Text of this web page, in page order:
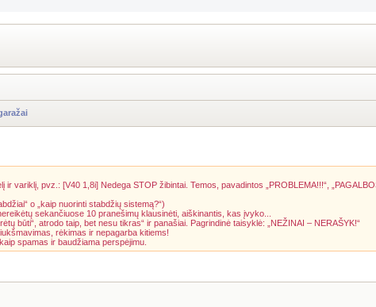
variklį, pvz.: [V40 1,8i] Nedega STOP žibintai. Temos, pavadintos „PROBLEMA!!!“,
o „kaip nuorinti stabdžių sistemą?“)
sekančiuose 10 pranešimų klausinėti, aiškinantis, kas įvyko...
būti“, atrodo taip, bet nesu tikras“ ir panašiai. Pagrindinė taisyklė: „NEŽINAI – NERAŠYK!“
rėkimas ir nepagarba kitiems!
spamas ir baudžiama perspėjimu.